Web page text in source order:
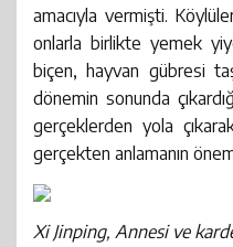
amacıyla vermişti.
onlarla birlikte yemek
biçen, hayvan gübresi
dönemin sonunda
gerçeklerden yola
gerçekten anlamanın
Xi Jinping, Annesi ve